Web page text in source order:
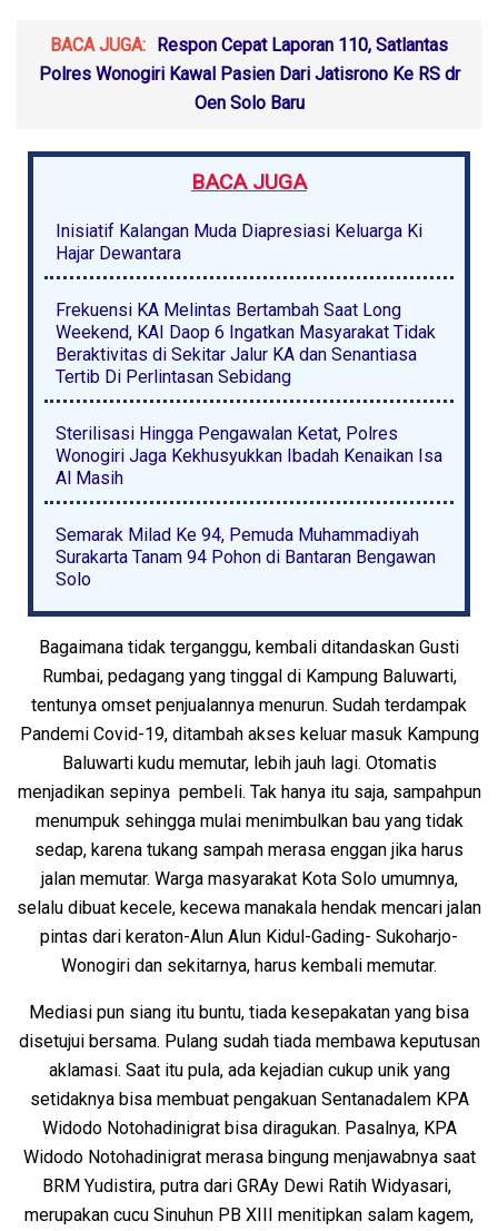
BACA JUGA: Respon Cepat Laporan 110, Satlantas
Polres Wonogiri Kawal Pasien Dari Jatisrono Ke RS dr
Oen Solo Baru
BACA JUGA
Inisiatif Kalangan Muda Diapresiasi Keluarga Ki
Hajar Dewantara
Frekuensi KA Melintas Bertambah Saat Long
Weekend, KAI Daop 6 Ingatkan Masyarakat Tidak
Beraktivitas di Sekitar Jalur KA dan Senantiasa
Tertib Di Perlintasan Sebidang
Sterilisasi Hingga Pengawalan Ketat, Polres
Wonogiri Jaga Kekhusyukkan Ibadah Kenaikan Isa
Al Masih
Semarak Milad Ke 94, Pemuda Muhammadiyah
Surakarta Tanam 94 Pohon di Bantaran Bengawan
Solo
Bagaimana tidak terganggu, kembali ditandaskan Gusti
Rumbai, pedagang yang tinggal di Kampung Baluwarti,
tentunya omset penjualannya menurun. Sudah terdampak
Pandemi Covid-19, ditambah akses keluar masuk Kampung
Baluwarti kudu memutar, lebih jauh lagi. Otomatis
menjadikan sepinya pembeli. Tak hanya itu saja, sampahpun
menumpuk sehingga mulai menimbulkan bau yang tidak
sedap, karena tukang sampah merasa enggan jika harus
jalan memutar. Warga masyarakat Kota Solo umumnya,
selalu dibuat kecele, kecewa manakala hendak mencari jalan
pintas dari keraton-Alun Alun Kidul-Gading- Sukoharjo-
Wonogiri dan sekitarnya, harus kembali memutar.
Mediasi pun siang itu buntu, tiada kesepakatan yang bisa
disetujui bersama. Pulang sudah tiada membawa keputusan
aklamasi. Saat itu pula, ada kejadian cukup unik yang
setidaknya bisa membuat pengakuan Sentanadalem KPA
Widodo Notohadinigrat bisa diragukan. Pasalnya, KPA
Widodo Notohadinigrat merasa bingung menjawabnya saat
BRM Yudistira, putra dari GRAy Dewi Ratih Widyasari,
merupakan cucu Sinuhun PB XIII menitipkan salam kagem,